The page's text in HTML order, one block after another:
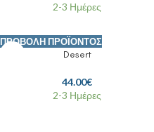
2-3 Ημέρες
ΠΡΟΒΟΛΉ ΠΡΟΪΌΝΤΟΣ
Desert
44.00€
2-3 Ημέρες